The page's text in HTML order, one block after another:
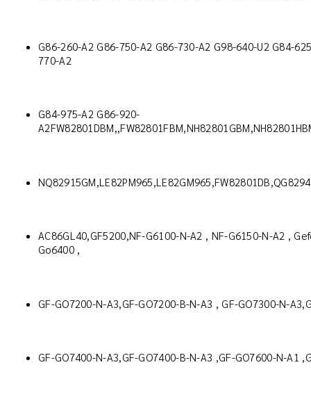
G86-260-A2 G86-750-A2 G86-730-A2 G98-640-U2 G84-
770-A2
G84-975-A2 G86-920-
AC86GL40,GF5200,NF-G6100-N-A2 , NF-G6150-N-A2 ,
Go6400 ,
GF-GO7200-N-A3,GF-GO7200-B-N-A3 , GF-GO7300-N-
GF-GO7400-N-A3,GF-GO7400-B-N-A3 ,GF-GO7600-N-A1